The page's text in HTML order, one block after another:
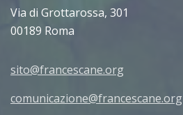
Via di Grottarossa, 301
00189 Roma
sito@francescane.org
comunicazione@francescane.org